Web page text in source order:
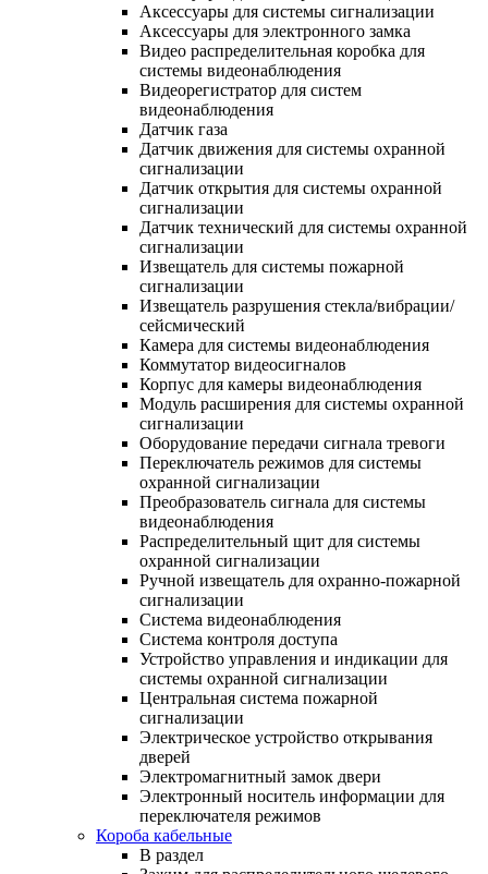
Аксессуары для системы сигнализации
Аксессуары для электронного замка
Видео распределительная коробка для
системы видеонаблюдения
Видеорегистратор для систем
видеонаблюдения
Датчик газа
Датчик движения для системы охранной
сигнализации
Датчик открытия для системы охранной
сигнализации
Датчик технический для системы охранной
сигнализации
Извещатель для системы пожарной
сигнализации
Извещатель разрушения стекла/вибрации/
сейсмический
Камера для системы видеонаблюдения
Коммутатор видеосигналов
Корпус для камеры видеонаблюдения
Модуль расширения для системы охранной
сигнализации
Оборудование передачи сигнала тревоги
Переключатель режимов для системы
охранной сигнализации
Преобразователь сигнала для системы
видеонаблюдения
Распределительный щит для системы
охранной сигнализации
Ручной извещатель для охранно-пожарной
сигнализации
Система видеонаблюдения
Система контроля доступа
Устройство управления и индикации для
системы охранной сигнализации
Центральная система пожарной
сигнализации
Электрическое устройство открывания
дверей
Электромагнитный замок двери
Электронный носитель информации для
переключателя режимов
Короба кабельные
В раздел